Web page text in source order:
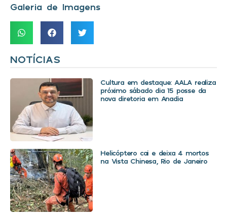
Galeria de Imagens
NOTÍCIAS
Cultura em destaque: AALA realiza
próximo sábado dia 15 posse da
nova diretoria em Anadia
Helicóptero cai e deixa 4 mortos
na Vista Chinesa, Rio de Janeiro